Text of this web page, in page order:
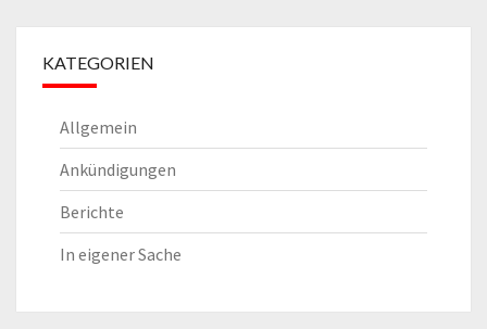
KATEGORIEN
Allgemein
Ankündigungen
Berichte
In eigener Sache